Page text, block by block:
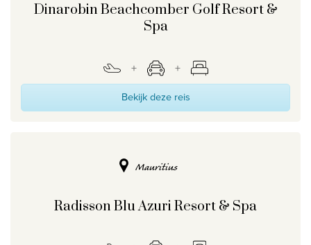
Dinarobin Beachcomber Golf Resort &
Spa
Bekijk deze reis
Mauritius
Radisson Blu Azuri Resort & Spa